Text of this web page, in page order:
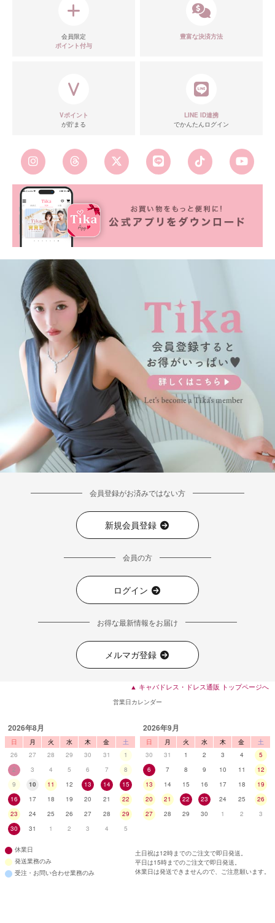
会員限定
ポイント付与
豊富な決済方法
Vポイント
が貯まる
LINE ID連携
でかんたんログイン
会員登録がお済みではない方
新規会員登録
会員の方
ログイン
お得な最新情報をお届け
メルマガ登録
▲ キャバドレス・ドレス通販 トップページへ
営業日カレンダー
2026年8月
日 月 火 水 木 金
土
26
27 28 29 30 31
1
2
3 4 5 6 7
8
9
10 11 12 13 14
15
16
17 18 19 20 21
22
23
24 25 26 27 28
29
30
31 1 2 3 4 5
2026年9月
日 月 火 水 木 金
土
30
31 1 2 3 4
5
6
7 8 9 10 11
12
13
14 15 16 17 18
19
20
21 22 23 24 25
26
27
28 29 30 1 2 3
休業日
発送業務のみ
受注・お問い合わせ業務のみ
土日祝は12時までのご注文で即日発送。
平日は15時までのご注文で即日発送。
休業日は発送できませんので、ご注意願います。